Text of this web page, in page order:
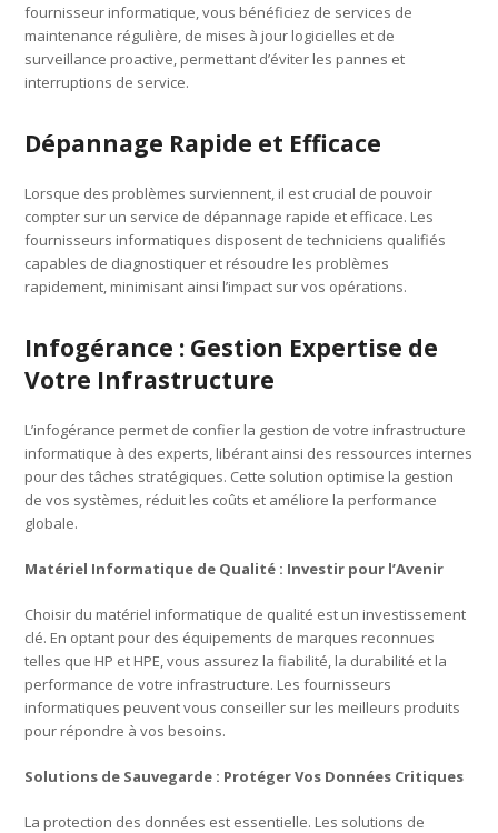
fournisseur informatique, vous bénéficiez de services de
maintenance régulière, de mises à jour logicielles et de
surveillance proactive, permettant d’éviter les pannes et
interruptions de service.
Dépannage Rapide et Efficace
Lorsque des problèmes surviennent, il est crucial de pouvoir
compter sur un service de dépannage rapide et efficace. Les
fournisseurs informatiques disposent de techniciens qualifiés
capables de diagnostiquer et résoudre les problèmes
rapidement, minimisant ainsi l’impact sur vos opérations.
Infogérance : Gestion Expertise de
Votre Infrastructure
L’infogérance permet de confier la gestion de votre infrastructure
informatique à des experts, libérant ainsi des ressources internes
pour des tâches stratégiques. Cette solution optimise la gestion
de vos systèmes, réduit les coûts et améliore la performance
globale.
Matériel Informatique de Qualité : Investir pour l’Avenir
Choisir du matériel informatique de qualité est un investissement
clé. En optant pour des équipements de marques reconnues
telles que HP et HPE, vous assurez la fiabilité, la durabilité et la
performance de votre infrastructure. Les fournisseurs
informatiques peuvent vous conseiller sur les meilleurs produits
pour répondre à vos besoins.
Solutions de Sauvegarde : Protéger Vos Données Critiques
La protection des données est essentielle. Les solutions de